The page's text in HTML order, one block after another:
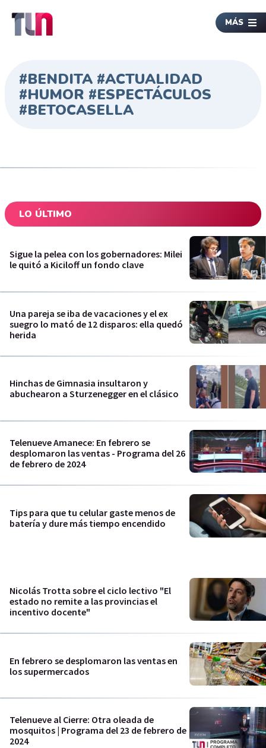
MÁS
#BENDITA #ACTUALIDAD
#HUMOR #ESPECTÁCULOS
#BETOCASELLA
LO ÚLTIMO
Sigue la pelea con los gobernadores: Milei
le quitó a Kiciloff un fondo clave
Una pareja se iba de vacaciones y el ex
suegro lo mató de 12 disparos: ella quedó
herida
Hinchas de Gimnasia insultaron y
abuchearon a Sturzenegger en el clásico
Telenueve Amanece: En febrero se
desplomaron las ventas - Programa del 26
de febrero de 2024
Tips para que tu celular gaste menos de
batería y dure más tiempo encendido
Nicolás Trotta sobre el ciclo lectivo "El
estado no remite a las provincias el
incentivo docente"
En febrero se desplomaron las ventas en
los supermercados
Telenueve al Cierre: Otra oleada de
mosquitos | Programa del 23 de febrero de
2024